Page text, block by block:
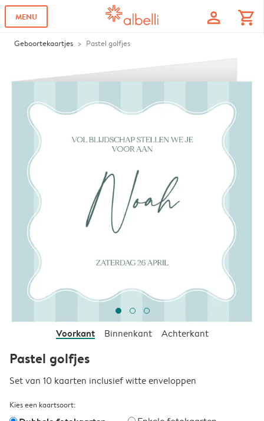
MENU profile shopping_cart
Geboortekaartjes Pastel golfjes
Voorkant Binnenkant Achterkant
Pastel golfjes
Set van 10 kaarten inclusief witte enveloppen
Kies een kaartsoort: